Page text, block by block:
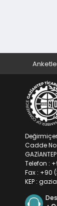
Cadde
GAZİANTEP
Telefon :
Fax : +90
KEP :